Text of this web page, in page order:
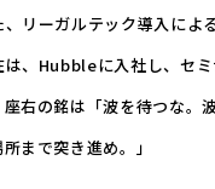
リーガルテック導入によ
、Hubbleに入社し、セミ
右の銘は「波を待つな。
まで突き進め。」